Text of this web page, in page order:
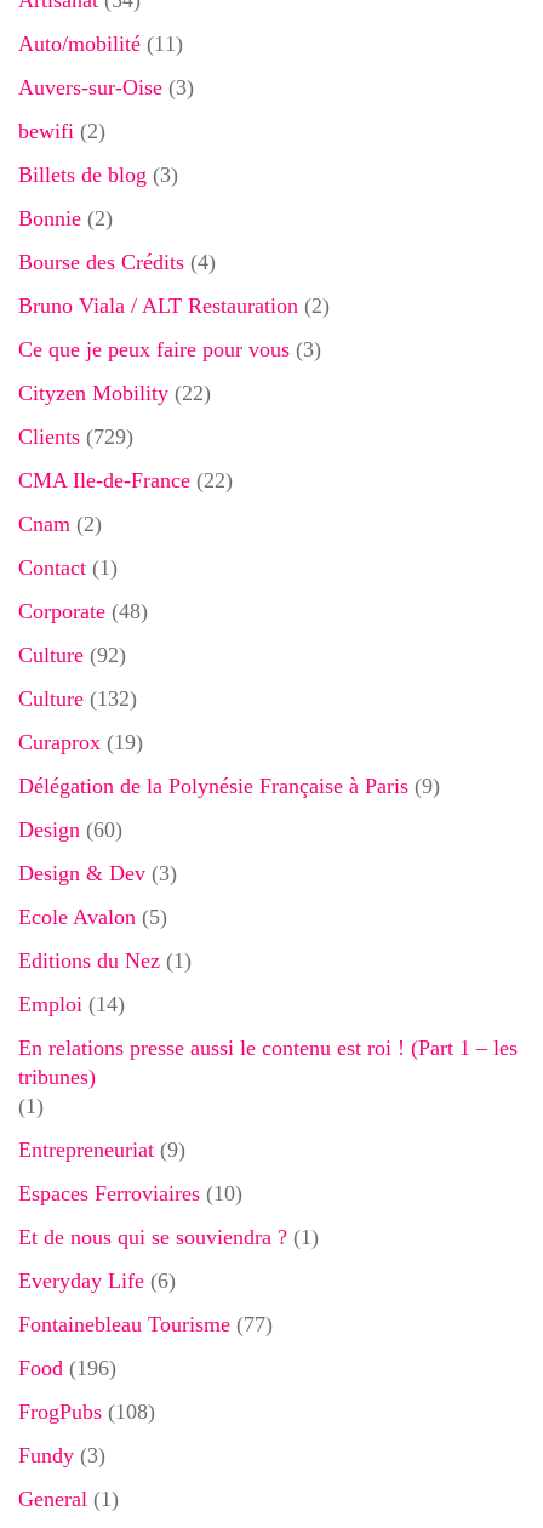
Auto/mobilité (11)
Auvers-sur-Oise (3)
bewifi (2)
Billets de blog (3)
Bonnie (2)
Bourse des Crédits (4)
Bruno Viala / ALT Restauration (2)
Ce que je peux faire pour vous (3)
Cityzen Mobility (22)
Clients (729)
CMA Ile-de-France (22)
Cnam (2)
Contact (1)
Corporate (48)
Culture (92)
Culture (132)
Curaprox (19)
Délégation de la Polynésie Française à Paris (9)
Design (60)
Design & Dev (3)
Ecole Avalon (5)
Editions du Nez (1)
Emploi (14)
En relations presse aussi le contenu est roi ! (Part 1 – les
tribunes)
(1)
Entrepreneuriat (9)
Espaces Ferroviaires (10)
Et de nous qui se souviendra ? (1)
Everyday Life (6)
Fontainebleau Tourisme (77)
Food (196)
FrogPubs (108)
Fundy (3)
General (1)